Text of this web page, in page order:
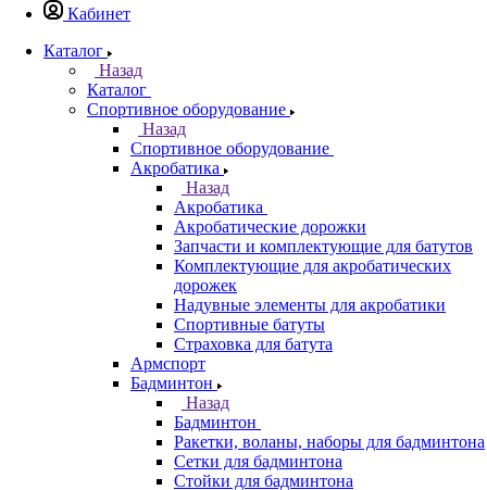
Кабинет
Каталог
Назад
Каталог
Спортивное оборудование
Назад
Спортивное оборудование
Акробатика
Назад
Акробатика
Акробатические дорожки
Запчасти и комплектующие для батутов
Комплектующие для акробатических
дорожек
Надувные элементы для акробатики
Спортивные батуты
Страховка для батута
Армспорт
Бадминтон
Назад
Бадминтон
Ракетки, воланы, наборы для бадминтона
Сетки для бадминтона
Стойки для бадминтона